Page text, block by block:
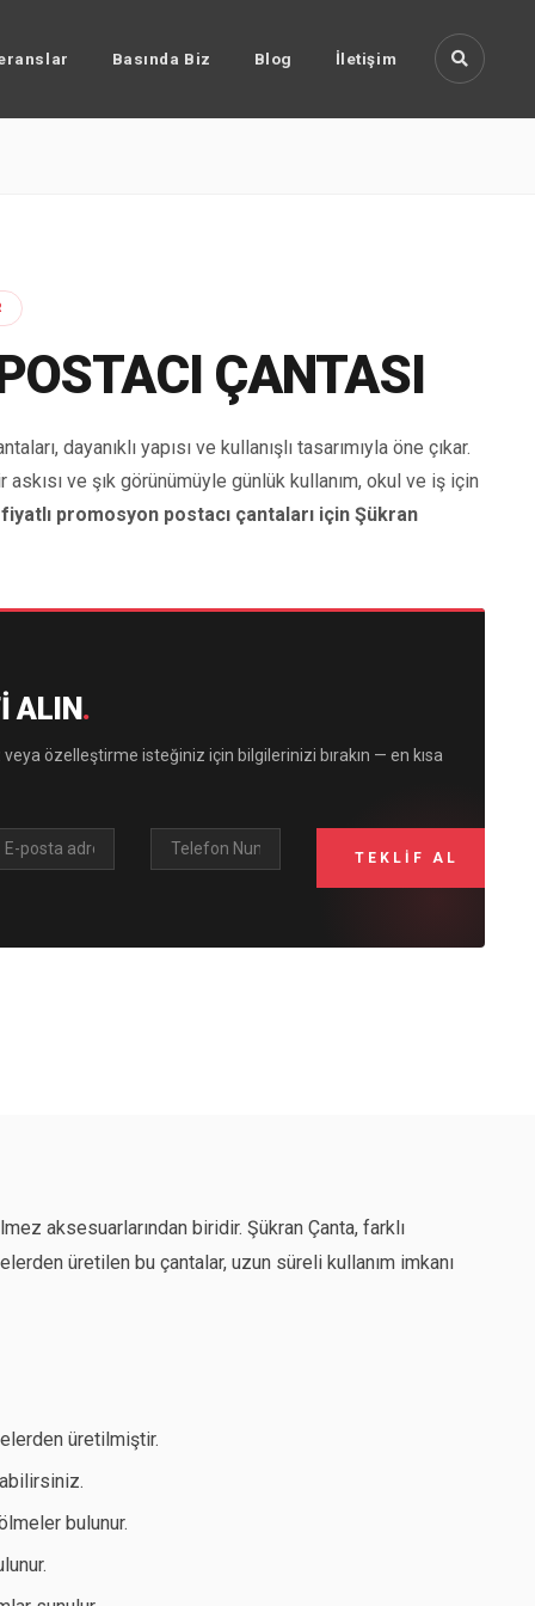
Basında Biz Blog İletişim
ÇANTASI
dayanıklı yapısı ve kullanışlı tasarımıyla öne çıkar.
ve şık görünümüyle günlük kullanım, okul ve iş için
promosyon postacı çantaları için Şükran
ALIN.
özelleştirme isteğiniz için bilgilerinizi bırakın — en kısa
aksesuarlarından biridir. Şükran Çanta, farklı
üretilen bu çantalar, uzun süreli kullanım imkanı
üretilmiştir.
bulunur.